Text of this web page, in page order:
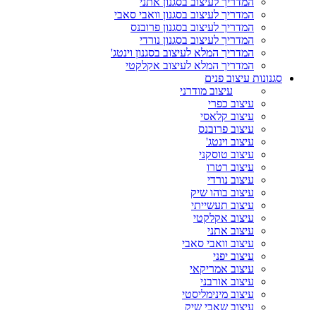
המדריך לעיצוב בסגנון וואבי סאבי
המדריך לעיצוב בסגנון פרובנס
המדריך לעיצוב בסגנון נורדי
המדריך המלא לעיצוב בסגנון וינטג'
המדריך המלא לעיצוב אקלקטי
סגנונות עיצוב פנים
עיצוב מודרני
עיצוב כפרי
עיצוב קלאסי
עיצוב פרובנס
עיצוב וינטג'
עיצוב טוסקני
עיצוב רטרו
עיצוב נורדי
עיצוב בוהו שיק
עיצוב תעשייתי
עיצוב אקלקטי
עיצוב אתני
עיצוב וואבי סאבי
עיצוב יפני
עיצוב אמריקאי
עיצוב אורבני
עיצוב מינימליסטי
עיצוב שאבי שיק